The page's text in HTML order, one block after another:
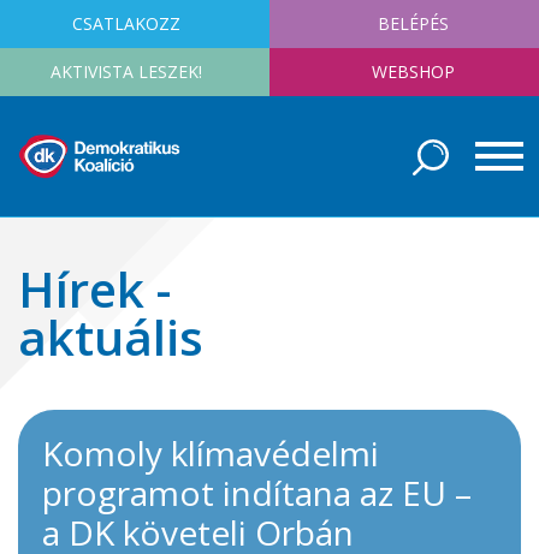
CSATLAKOZZ BELÉPÉS
AKTIVISTA LESZEK! WEBSHOP
Hírek -
aktuális
Komoly klímavédelmi
programot indítana az EU –
a DK követeli Orbán